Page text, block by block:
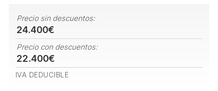
Precio sin descuentos:
24.400€
Precio con descuentos:
22.400€
IVA DEDUCIBLE